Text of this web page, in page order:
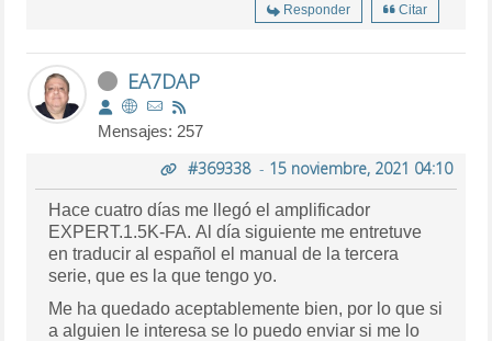
Responder Citar
EA7DAP
Mensajes: 257
#369338- 15 noviembre, 2021 04:10
Hace cuatro días me llegó el amplificador
EXPERT.1.5K-FA. Al día siguiente me entretuve
en traducir al español el manual de la tercera
serie, que es la que tengo yo.
Me ha quedado aceptablemente bien, por lo que si
a alguien le interesa se lo puedo enviar si me lo